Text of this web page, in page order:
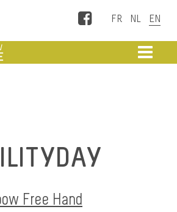
Facebook
Free Hand